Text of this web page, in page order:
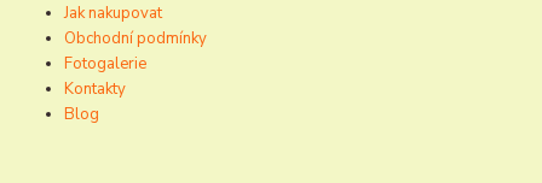
Jak nakupovat
Obchodní podmínky
Fotogalerie
Kontakty
Blog